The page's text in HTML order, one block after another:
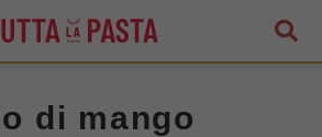
di mango